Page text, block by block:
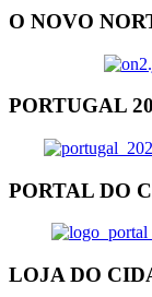
O NOVO
PORTUGAL
PORTAL DO
LOJA DO